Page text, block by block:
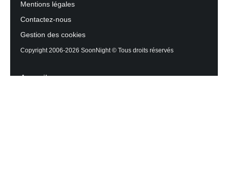
Mentions légales
Contactez-nous
Gestion des cookies
Copyright 2006-2026 SoonNight © Tous droits réservés
Accueil